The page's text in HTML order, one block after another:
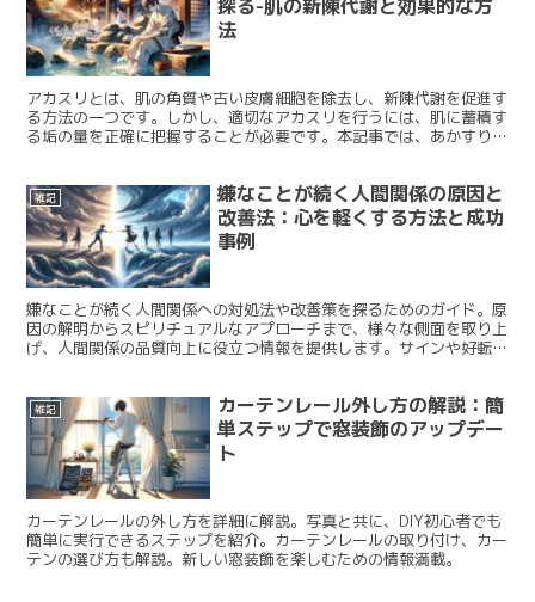
探る-肌の新陳代謝と効果的な方
法
アカスリとは、肌の角質や古い皮膚細胞を除去し、新陳代謝を促進す
る方法の一つです。しかし、適切なアカスリを行うには、肌に蓄積す
る垢の量を正確に把握することが必要です。本記事では、あかすりの
役立つ情報が満載です。
雑記
嫌なことが続く人間関係の原因と
改善法：心を軽くする方法と成功
事例
嫌なことが続く人間関係への対処法や改善策を探るためのガイド。原
因の解明からスピリチュアルなアプローチまで、様々な側面を取り上
げ、人間関係の品質向上に役立つ情報を提供します。サインや好転反
雑記
カーテンレール外し方の解説：簡
単ステップで窓装飾のアップデー
ト
カーテンレールの外し方を詳細に解説。写真と共に、DIY初心者でも
簡単に実行できるステップを紹介。カーテンレールの取り付け、カー
テンの選び方も解説。新しい窓装飾を楽しむための情報満載。